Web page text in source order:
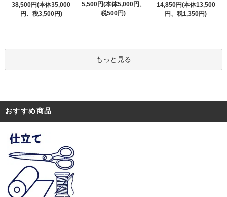
38,500円(本体35,000
円、税3,500円)
5,500円(本体5,000円、
税500円)
14,850円(本体13,500
円、税1,350円)
もっと見る
おすすめ商品